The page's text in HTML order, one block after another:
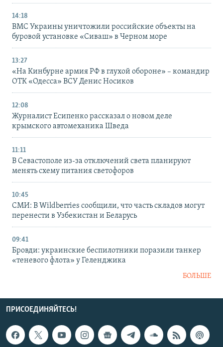
14:18
ВМС Украины уничтожили российские объекты на
буровой установке «Сиваш» в Черном море
13:27
«На Кинбурне армия РФ в глухой обороне» – командир
ОТК «Одесса» ВСУ Денис Носиков
12:08
Журналист Есипенко рассказал о новом деле
крымского автомеханика Шведа
11:11
В Севастополе из-за отключений света планируют
менять схему питания светофоров
10:45
СМИ: В Wildberries сообщили, что часть складов могут
перенести в Узбекистан и Беларусь
09:41
Бровди: украинские беспилотники поразили танкер
«теневого флота» у Геленджика
БОЛЬШЕ
ПРИСОЕДИНЯЙТЕСЬ!